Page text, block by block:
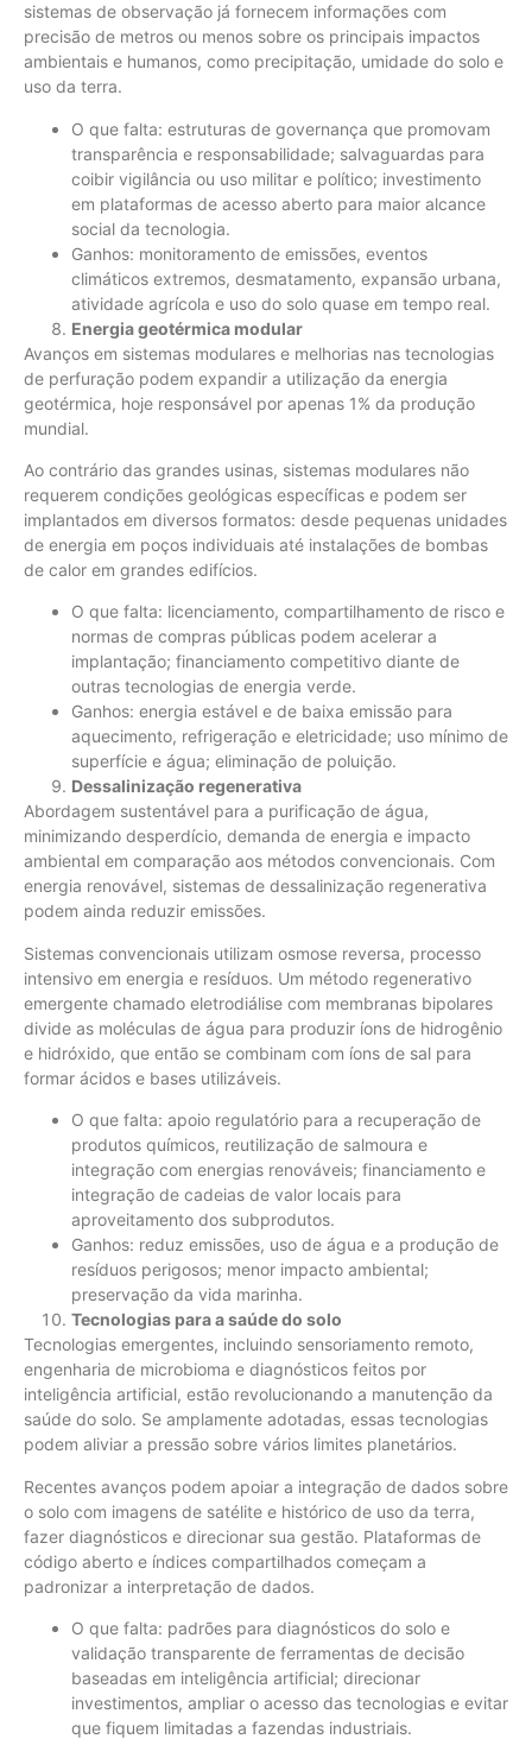
sistemas de observação já fornecem informações com
precisão de metros ou menos sobre os principais impactos
ambientais e humanos, como precipitação, umidade do solo e
uso da terra.
O que falta: estruturas de governança que promovam
transparência e responsabilidade; salvaguardas para
coibir vigilância ou uso militar e político; investimento
em plataformas de acesso aberto para maior alcance
social da tecnologia.
Ganhos: monitoramento de emissões, eventos
climáticos extremos, desmatamento, expansão urbana,
atividade agrícola e uso do solo quase em tempo real.
Energia geotérmica modular
Avanços em sistemas modulares e melhorias nas tecnologias
de perfuração podem expandir a utilização da energia
geotérmica, hoje responsável por apenas 1% da produção
mundial.
Ao contrário das grandes usinas, sistemas modulares não
requerem condições geológicas específicas e podem ser
implantados em diversos formatos: desde pequenas unidades
de energia em poços individuais até instalações de bombas
de calor em grandes edifícios.
O que falta: licenciamento, compartilhamento de risco e
normas de compras públicas podem acelerar a
implantação; financiamento competitivo diante de
outras tecnologias de energia verde.
Ganhos: energia estável e de baixa emissão para
aquecimento, refrigeração e eletricidade; uso mínimo de
superfície e água; eliminação de poluição.
Dessalinização regenerativa
Abordagem sustentável para a purificação de água,
minimizando desperdício, demanda de energia e impacto
ambiental em comparação aos métodos convencionais. Com
energia renovável, sistemas de dessalinização regenerativa
podem ainda reduzir emissões.
Sistemas convencionais utilizam osmose reversa, processo
intensivo em energia e resíduos. Um método regenerativo
emergente chamado eletrodiálise com membranas bipolares
divide as moléculas de água para produzir íons de hidrogênio
e hidróxido, que então se combinam com íons de sal para
formar ácidos e bases utilizáveis.
O que falta: apoio regulatório para a recuperação de
produtos químicos, reutilização de salmoura e
integração com energias renováveis; financiamento e
integração de cadeias de valor locais para
aproveitamento dos subprodutos.
Ganhos: reduz emissões, uso de água e a produção de
resíduos perigosos; menor impacto ambiental;
preservação da vida marinha.
Tecnologias para a saúde do solo
Tecnologias emergentes, incluindo sensoriamento remoto,
engenharia de microbioma e diagnósticos feitos por
inteligência artificial, estão revolucionando a manutenção da
saúde do solo. Se amplamente adotadas, essas tecnologias
podem aliviar a pressão sobre vários limites planetários.
Recentes avanços podem apoiar a integração de dados sobre
o solo com imagens de satélite e histórico de uso da terra,
fazer diagnósticos e direcionar sua gestão. Plataformas de
código aberto e índices compartilhados começam a
padronizar a interpretação de dados.
O que falta: padrões para diagnósticos do solo e
validação transparente de ferramentas de decisão
baseadas em inteligência artificial; direcionar
investimentos, ampliar o acesso das tecnologias e evitar
que fiquem limitadas a fazendas industriais.